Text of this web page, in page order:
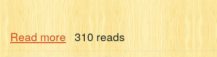
Read more 310 reads